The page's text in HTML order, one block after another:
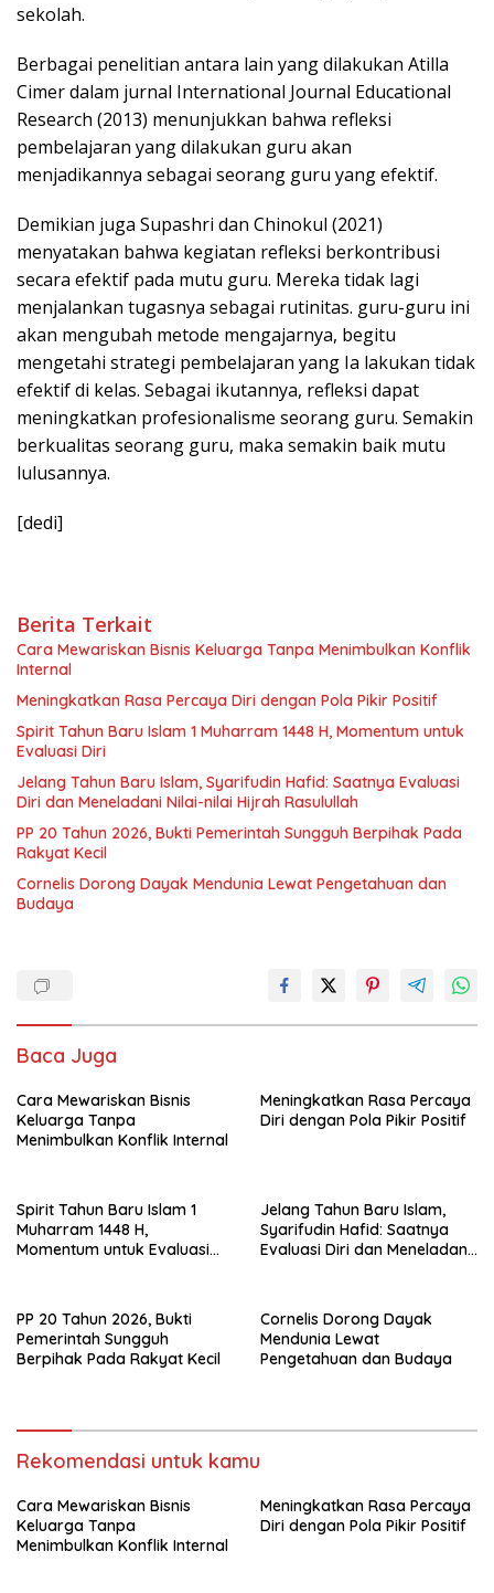
sekolah.
Berbagai penelitian antara lain yang dilakukan Atilla
Cimer dalam jurnal International Journal Educational
Research (2013) menunjukkan bahwa refleksi
pembelajaran yang dilakukan guru akan
menjadikannya sebagai seorang guru yang efektif.
Demikian juga Supashri dan Chinokul (2021)
menyatakan bahwa kegiatan refleksi berkontribusi
secara efektif pada mutu guru. Mereka tidak lagi
menjalankan tugasnya sebagai rutinitas. guru-guru ini
akan mengubah metode mengajarnya, begitu
mengetahi strategi pembelajaran yang Ia lakukan tidak
efektif di kelas. Sebagai ikutannya, refleksi dapat
meningkatkan profesionalisme seorang guru. Semakin
berkualitas seorang guru, maka semakin baik mutu
lulusannya.
[dedi]
Berita Terkait
Cara Mewariskan Bisnis Keluarga Tanpa Menimbulkan Konflik
Internal
Meningkatkan Rasa Percaya Diri dengan Pola Pikir Positif
Spirit Tahun Baru Islam 1 Muharram 1448 H, Momentum untuk
Evaluasi Diri
Jelang Tahun Baru Islam, Syarifudin Hafid: Saatnya Evaluasi
Diri dan Meneladani Nilai-nilai Hijrah Rasulullah
PP 20 Tahun 2026, Bukti Pemerintah Sungguh Berpihak Pada
Rakyat Kecil
Cornelis Dorong Dayak Mendunia Lewat Pengetahuan dan
Budaya
Baca Juga
Cara Mewariskan Bisnis
Keluarga Tanpa
Menimbulkan Konflik Internal
Meningkatkan Rasa Percaya
Diri dengan Pola Pikir Positif
Spirit Tahun Baru Islam 1
Muharram 1448 H,
Momentum untuk Evaluasi
Jelang Tahun Baru Islam,
Syarifudin Hafid: Saatnya
Evaluasi Diri dan Meneladani
PP 20 Tahun 2026, Bukti
Pemerintah Sungguh
Berpihak Pada Rakyat Kecil
Cornelis Dorong Dayak
Mendunia Lewat
Pengetahuan dan Budaya
Rekomendasi untuk kamu
Cara Mewariskan Bisnis
Keluarga Tanpa
Menimbulkan Konflik Internal
Meningkatkan Rasa Percaya
Diri dengan Pola Pikir Positif